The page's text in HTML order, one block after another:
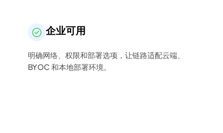
企业可用
明确网络、权限和部署选项，让链路适配云端、
BYOC 和本地部署环境。